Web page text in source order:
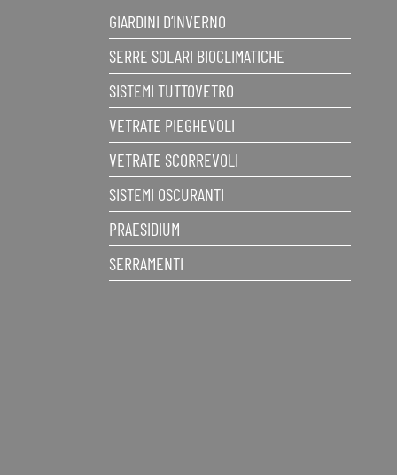
GIARDINI D’INVERNO
SERRE SOLARI BIOCLIMATICHE
SISTEMI TUTTOVETRO
VETRATE PIEGHEVOLI
VETRATE SCORREVOLI
SISTEMI OSCURANTI
PRAESIDIUM
SERRAMENTI